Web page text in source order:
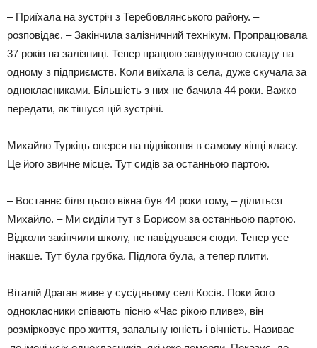
– Приїхала на зустріч з Теребовлянського району. –
розповідає. – Закінчила залізничний технікум. Пропрацювала
37 років на залізниці. Тепер працюю завідуючою складу на
одному з підприємств. Коли виїхала із села, дуже скучала за
однокласниками. Більшість з них не бачила 44 роки. Важко
передати, як тішуся цій зустрічі.
Михайло Туркіць оперся на підвіконня в самому кінці класу.
Це його звичне місце. Тут сидів за останньою партою.
– Востаннє біля цього вікна був 44 роки тому, – ділиться
Михайло. – Ми сиділи тут з Борисом за останньою партою.
Відколи закінчили школу, не навідувався сюди. Тепер усе
інакше. Тут була грубка. Підлога була, а тепер плити.
Віталій Драган живе у сусідньому селі Косів. Поки його
однокласники співають пісню «Час рікою пливе», він
розмірковує про життя, запальну юність і вічність. Називає